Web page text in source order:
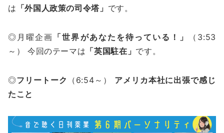
は 「外国人政策の司令塔」 です。
◎月曜企画 「世界があなたを待っている！」
（3:53
～） 今回のテーマは 「英国駐在」 です。
◎フリートーク （6:54～） アメリカ本社に出張で感じ
たこと